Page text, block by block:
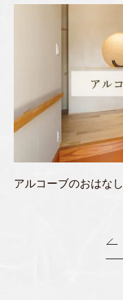
アルコーブのおはなし